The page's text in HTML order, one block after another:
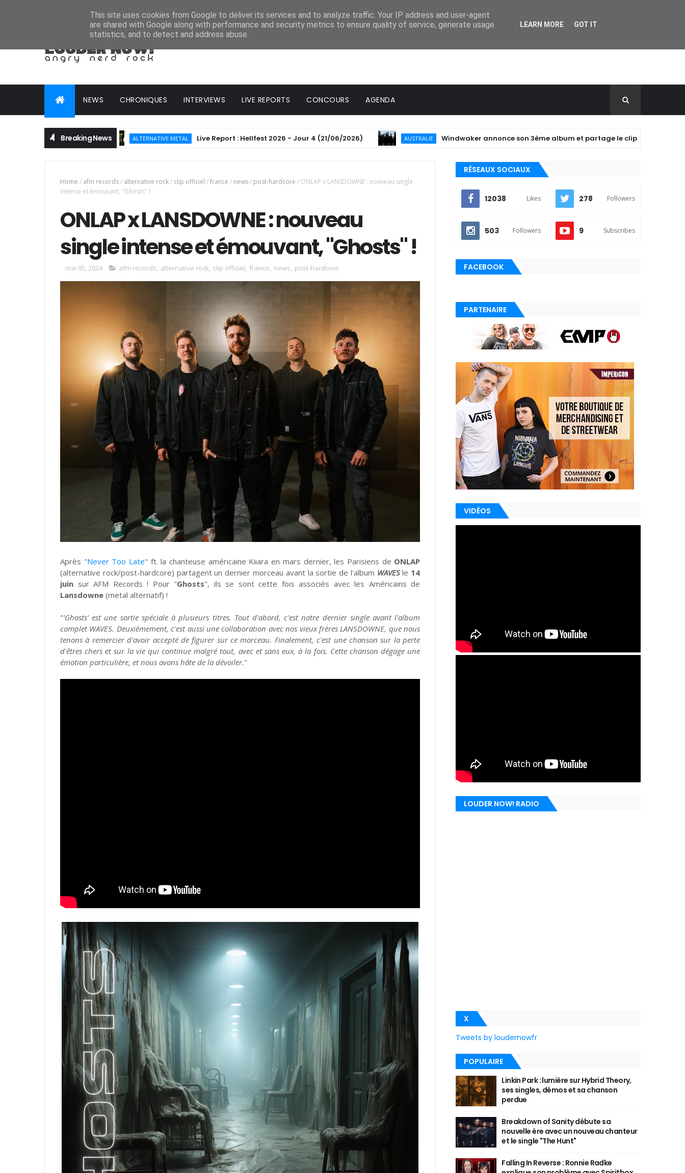
NEWS CHRONIQUES INTERVIEWS LIVE REPORTS CONCOURS AGENDA
Breaking NewsALTERNATIVE METAL Live Report : Hellfest 2026 - Jour 4 (21/06/2026) AUSTRALIE Windwaker annonce son 3ème album et partage le clip de "closer" !
Home / afm records/ alternative rock/ clip officiel /france / news/ post-hardcore / ONLAP x LANSDOWNE : nouveau single
intense et émouvant, "Ghosts" !
ONLAP x LANSDOWNE : nouveau
single intense et émouvant, "Ghosts" !
mai 05, 2024 afm records, alternative rock, clip officiel, france, news, post-hardcore
Après "Never Too Late" ft. la chanteuse américaine Kiiara en mars dernier, les Parisiens de ONLAP
(alternative rock/post-hardcore) partagent un dernier morceau avant la sortie de l'album WAVESle 14
juin sur AFM Records ! Pour "Ghosts", ils se sont cette fois associés avec les Américains de
Lansdowne (metal alternatif) !
"'Ghosts' est une sortie spéciale à plusieurs titres. Tout d'abord, c'est notre dernier single avant l'album
complet WAVES. Deuxièmement, c'est aussi une collaboration avec nos vieux frères LANSDOWNE, que nous
tenons à remercier d'avoir accepté de figurer sur ce morceau. Finalement, c'est une chanson sur la perte
d'êtres chers et sur la vie qui continue malgré tout, avec et sans eux, à la fois. Cette chanson dégage une
émotion particulière, et nous avons hâte de la dévoiler."
RÉSEAUX SOCIAUX
12038 Likes 278 Followers
503 Followers 9 Subscribes
FACEBOOK
PARTENAIRE
VIDÉOS
LOUDER NOW! RADIO
X
Tweets by loudernowfr
POPULAIRE
Linkin Park : lumière sur Hybrid Theory,
ses singles, démos et sa chanson
perdue
Breakdown of Sanity débute sa
nouvelle ère avec un nouveau chanteur
et le single "The Hunt"
Falling In Reverse : Ronnie Radke
This site uses cookies from Google to deliver its services and to analyze traffic. Your IP address and user-agent
are shared with Google along with performance and security metrics to ensure quality of service, generate usage
statistics, and to detect and address abuse.
LEARN MORE GOT IT